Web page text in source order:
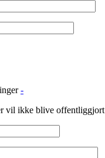
-
vil ikke blive offentliggjort